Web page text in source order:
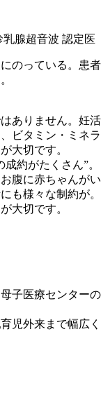
腺超音波 認定医
のっている。患者
ありません。妊活
ビタミン・ミネラ
大切です。
約がたくさん”。
腹に赤ちゃんがい
も様々な制約が。
大切です。
子医療センターの
児外来まで幅広く